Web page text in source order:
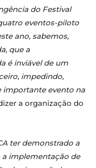
do Festival
eventos-piloto
ano, sabemos,
que a
é inviável de um
impedindo,
importante evento na
a organização do
ter demonstrado a
implementação de